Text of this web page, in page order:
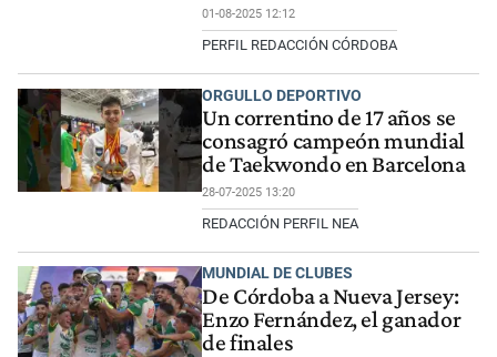
01-08-2025 12:12
PERFIL REDACCIÓN CÓRDOBA
ORGULLO DEPORTIVO
Un correntino de 17 años se
consagró campeón mundial
de Taekwondo en Barcelona
28-07-2025 13:20
REDACCIÓN PERFIL NEA
MUNDIAL DE CLUBES
De Córdoba a Nueva Jersey:
Enzo Fernández, el ganador
de finales